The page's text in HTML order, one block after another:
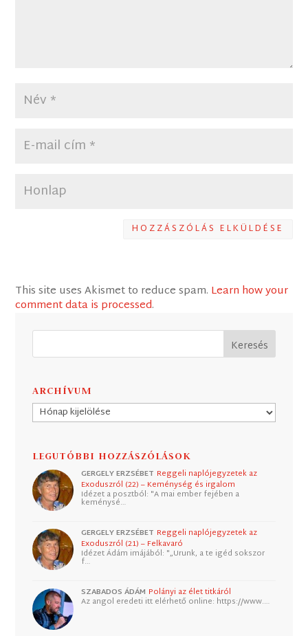
HOZZÁSZÓLÁS ELKÜLDÉSE
This site uses Akismet to reduce spam. Learn how your
comment data is processed.
ARCHÍVUM
Archívum
LEGUTÓBBI HOZZÁSZÓLÁSOK
GERGELY ERZSÉBET Reggeli naplójegyzetek az
Exoduszról (22) – Keménység és irgalom
Idézet a posztból: "A mai ember fejében a
keménysé…
GERGELY ERZSÉBET Reggeli naplójegyzetek az
Exoduszról (21) – Felkavaró
Idézet Ádám imájából: "„Urunk, a te igéd sokszor
f…
SZABADOS ÁDÁM Polányi az élet titkáról
Az angol eredeti itt elérhető online: https://www.…